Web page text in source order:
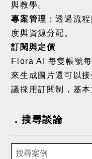
與教學。
專案管理 ：透過流
度與資源分配。
訂閱與定價
Flora AI 每隻帳號
來生成圖片還可以
議採用訂閱制，基本
搜尋談論